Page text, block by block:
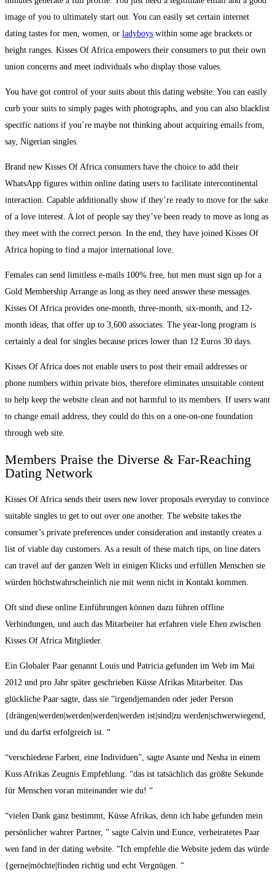
image of you to ultimately start out. You can easily set certain internet
dating tastes for men, women, or ladyboys within some age brackets or
height ranges. Kisses Of Africa empowers their consumers to put their own
union concerns and meet individuals who display those values.
You have got control of your suits about this dating website. You can easily
curb your suits to simply pages with photographs, and you can also blacklist
specific nations if you’re maybe not thinking about acquiring emails from,
say, Nigerian singles.
Brand new Kisses Of Africa consumers have the choice to add their
WhatsApp figures within online dating users to facilitate intercontinental
interaction. Capable additionally show if they’re ready to move for the sake
of a love interest. A lot of people say they’ve been ready to move as long as
they meet with the correct person. In the end, they have joined Kisses Of
Africa hoping to find a major international love.
Females can send limitless e-mails 100% free, but men must sign up for a
Gold Membership Arrange as long as they need answer these messages.
Kisses Of Africa provides one-month, three-month, six-month, and 12-
month ideas, that offer up to 3,600 associates. The year-long program is
certainly a deal for singles because prices lower than 12 Euros 30 days.
Kisses Of Africa does not enable users to post their email addresses or
phone numbers within private bios, therefore eliminates unsuitable content
to help keep the website clean and not harmful to its members. If users want
to change email address, they could do this on a one-on-one foundation
through web site.
Members Praise the Diverse & Far-Reaching
Dating Network
Kisses Of Africa sends their users new lover proposals everyday to convince
suitable singles to get to out over one another. The website takes the
consumer’s private preferences under consideration and instantly creates a
list of viable day customers. As a result of these match tips, on line daters
can travel auf der ganzen Welt in einigen Klicks und erfüllen Menschen sie
würden höchstwahrscheinlich nie mit wenn nicht in Kontakt kommen.
Oft sind diese online Einführungen können dazu führen offline
Verbindungen, und auch das Mitarbeiter hat erfahren viele Ehen zwischen
Kisses Of Africa Mitglieder.
Ein Globaler Paar genannt Louis und Patricia gefunden im Web im Mai
2012 und pro Jahr später geschrieben Küsse Afrikas Mitarbeiter. Das
glückliche Paar sagte, dass sie “irgendjemanden oder jeder Person
{drängen|werden|werden|werden|werden ist|sind|zu werden|schwerwiegend,
und du darfst erfolgreich ist. “
“verschiedene Farben, eine Individuen”, sagte Asante und Nesha in einem
Kuss Afrikas Zeugnis Empfehlung. “das ist tatsächlich das größte Sekunde
für Menschen voran miteinander wie du! “
“vielen Dank ganz bestimmt, Küsse Afrikas, denn ich habe gefunden mein
persönlicher wahrer Partner, ” sagte Calvin und Eunce, verheiratetes Paar
wen fand in der dating website. “Ich empfehle die Website jedem das würde
{gerne|möchte|finden richtig und echt Vergnügen. “